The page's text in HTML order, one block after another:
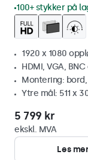
100+ stykker på
1920 x 1080
HDMI, VGA,
Montering:
Ytre mål: 511 x
5 799 kr
ekskl. MVA
Les